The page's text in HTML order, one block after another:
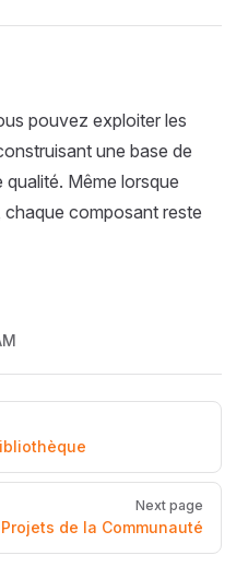
pouvez exploiter les
une base de
Même lorsque
composant reste
Next page
Projets de la Communauté